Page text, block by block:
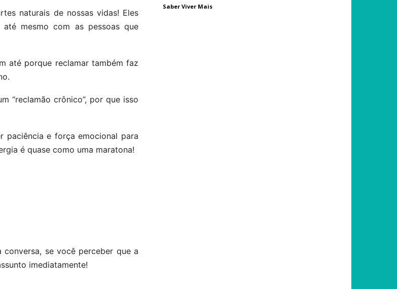
naturais de nossas vidas! Eles
até mesmo com as pessoas que
até porque reclamar também faz
“reclamão crônico”, por que isso
paciência e força emocional para
é quase como uma maratona!
se você perceber que a
imediatamente!
Saber Viver Mais